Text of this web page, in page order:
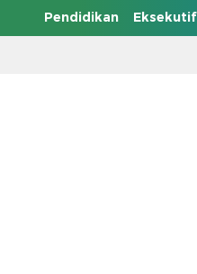
Pendidikan Eksekutif